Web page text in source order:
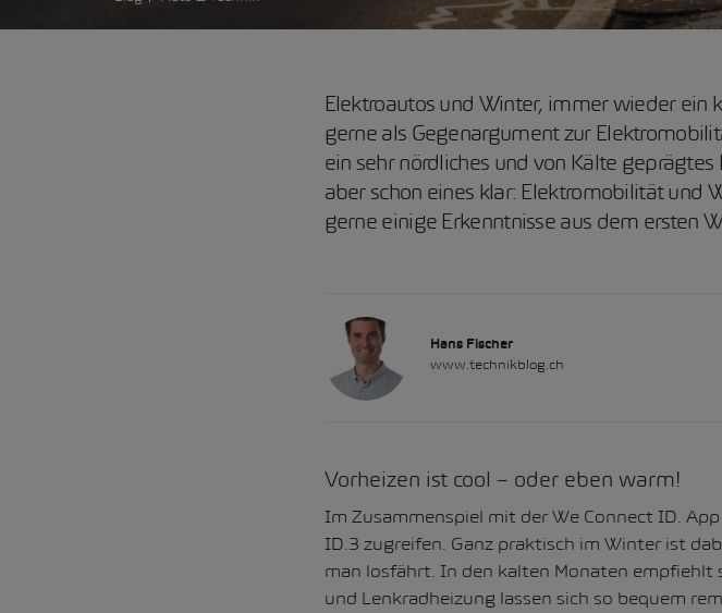
Elektroautos und Winter, immer wieder ein
gerne als Gegenargument zur
ein sehr nördliches und von Kälte
aber schon eines klar: Elektromobilität und
gerne einige Erkenntnisse aus dem ersten
Hans Fischer
www.technikblog.ch
Vorheizen ist cool – oder eben warm!
Im Zusammenspiel mit der We Connect ID.
ID.3 zugreifen. Ganz praktisch im Winter ist
man losfährt. In den kalten Monaten empfiehlt
und Lenkradheizung lassen sich so bequem